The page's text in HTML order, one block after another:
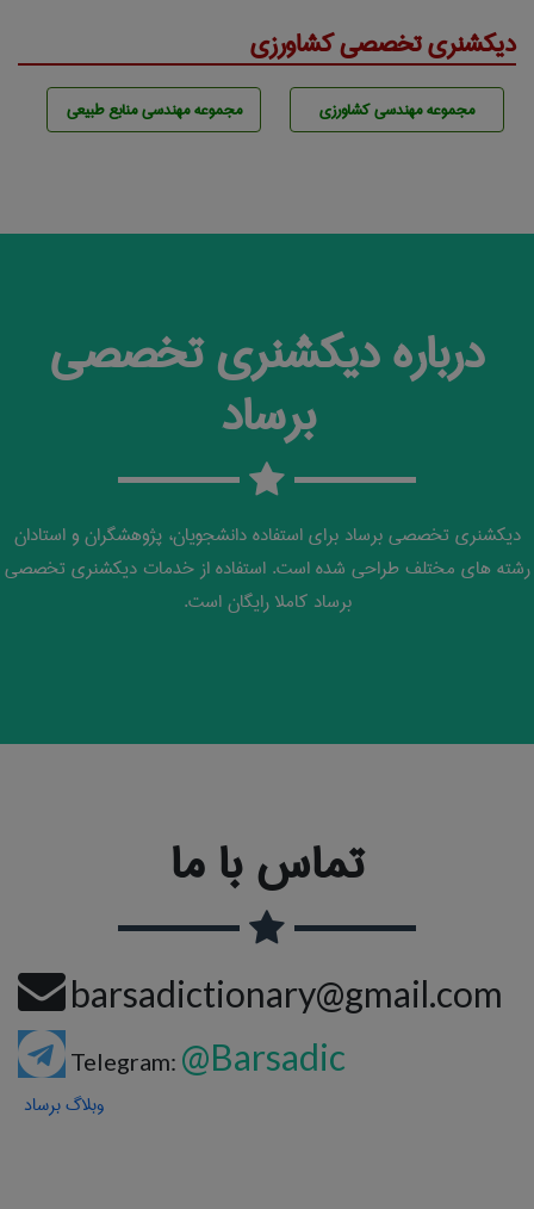
دیکشنری تخصصی کشاورزی
مجموعه مهندسی كشاورزی مجموعه مهندسی منابع طبيعی
درباره دیکشنری تخصصی
برساد
دیکشنری تخصصی برساد برای استفاده دانشجویان، پژوهشگران و استادان
رشته های مختلف طراحی شده است. استفاده از خدمات دیکشنری تخصصی
برساد کاملا رایگان است.
تماس با ما
barsadictionary@gmail.com
Telegram: @Barsadic
وبلاگ برساد